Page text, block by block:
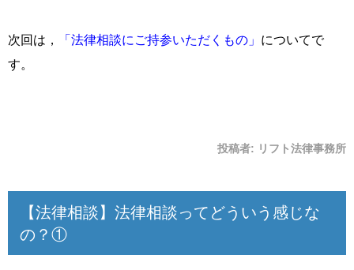
次回は， 「法律相談にご持参いただくもの」 についてで
す。
投稿者: リフト法律事務所
【法律相談】法律相談ってどういう感じな
の？①